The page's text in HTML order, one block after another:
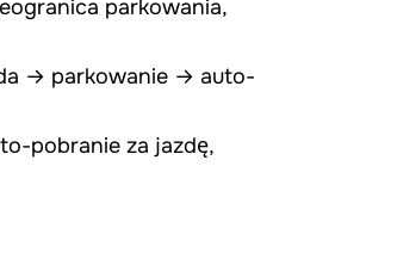
parkowania,
→ parkowanie → auto-
pobranie za jazdę,